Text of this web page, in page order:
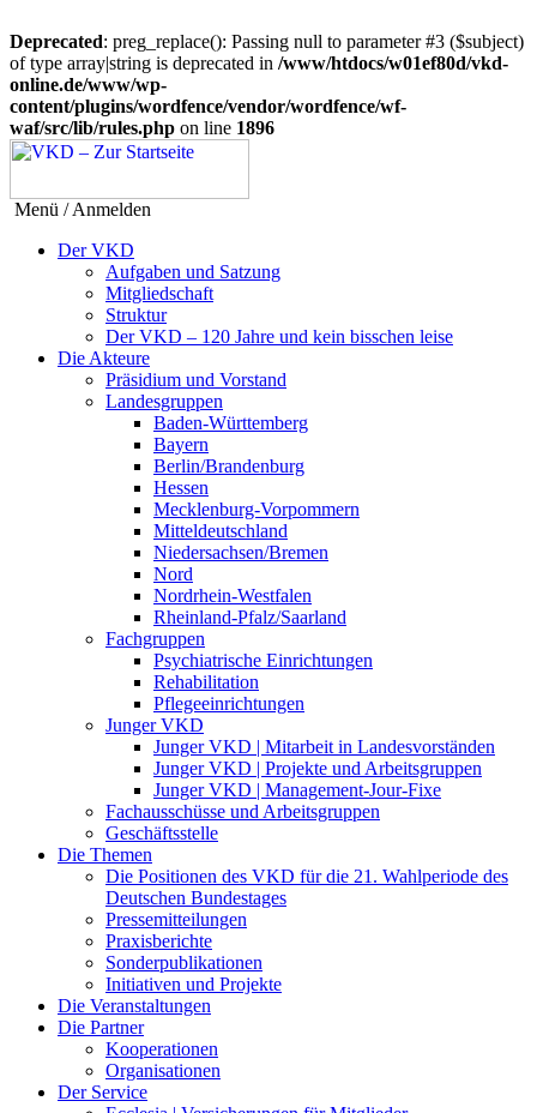
Deprecated: preg_replace(): Passing null to parameter #3 ($subject)
of type array|string is deprecated in /www/htdocs/w01ef80d/vkd-
online.de/www/wp-
content/plugins/wordfence/vendor/wordfence/wf-
waf/src/lib/rules.php on line 1896
Menü / Anmelden
Der VKD
Aufgaben und Satzung
Mitgliedschaft
Struktur
Der VKD – 120 Jahre und kein bisschen leise
Die Akteure
Präsidium und Vorstand
Landesgruppen
Baden-Württemberg
Bayern
Berlin/Brandenburg
Hessen
Mecklenburg-Vorpommern
Mitteldeutschland
Niedersachsen/Bremen
Nord
Nordrhein-Westfalen
Rheinland-Pfalz/Saarland
Fachgruppen
Psychiatrische Einrichtungen
Rehabilitation
Pflegeeinrichtungen
Junger VKD
Junger VKD | Mitarbeit in Landesvorständen
Junger VKD | Projekte und Arbeitsgruppen
Junger VKD | Management-Jour-Fixe
Fachausschüsse und Arbeitsgruppen
Geschäftsstelle
Die Themen
Die Positionen des VKD für die 21. Wahlperiode des
Deutschen Bundestages
Pressemitteilungen
Praxisberichte
Sonderpublikationen
Initiativen und Projekte
Die Veranstaltungen
Die Partner
Kooperationen
Organisationen
Der Service